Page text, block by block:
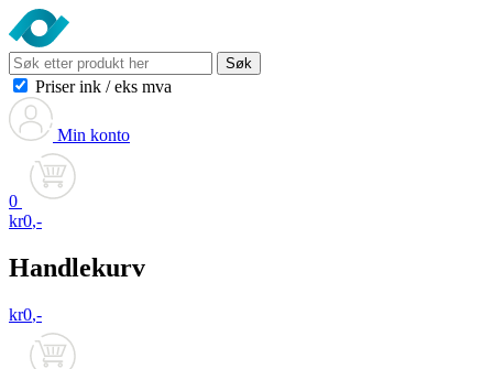
Søk
Priser ink / eks mva
Min konto
0
kr0,-
Handlekurv
kr0,-